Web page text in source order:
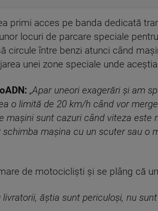
primi acces pe banda dedicată
locuri de parcare speciale
circule între benzi atunci când
unei zone speciale unde
„Apar uneori exagerări și am
o limită de 20 km/h când vor
mașini sunt cazuri când viteza
mașina cu un scuter sau o
de motocicliști și se plâng că
ăștia sunt periculoși, nu